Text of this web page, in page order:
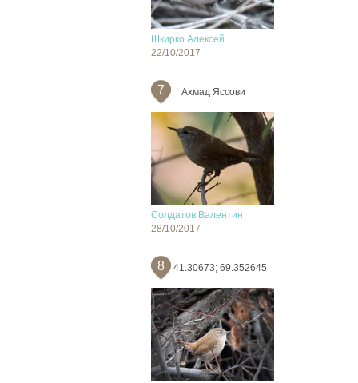
Шкирко Алексей
22/10/2017
7 Ахмад Яссови
Солдатов Валентин
28/10/2017
8 41.30673; 69.352645